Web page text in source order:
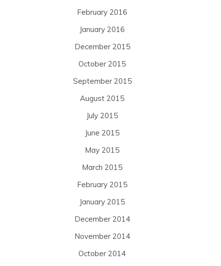
February 2016
January 2016
December 2015
October 2015
September 2015
August 2015
July 2015
June 2015
May 2015
March 2015
February 2015
January 2015
December 2014
November 2014
October 2014